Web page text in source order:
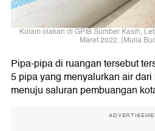
Kolam olakan di GPIB Sumber Kasih,
Maret 2022. (Mulia
Pipa-pipa di ruangan tersebut
5 pipa yang menyalurkan air
menuju saluran pembuangan